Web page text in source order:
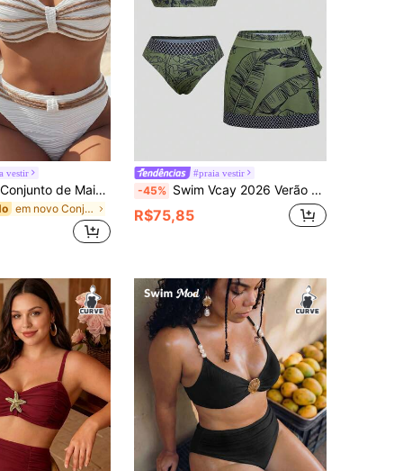
vestir
Swim Chiccia Conjunto de Maiô Feminino Primavera/Verão 2026 Bege com Listras Onduladas em Jacquard, Tecido Texturizado, Alça de Ombro Removível, Detalhe de Torção na Frente e Calcinha de Maiô Bikini Triângulo Combinando para Praia e Férias de Verão
em novo Conjuntos de biquínis plus size
#praia vestir
-45% Swim Vcay 2026 Verão Novo Plus Size Feminino Estampa Floral Verde Maiô Bikini Bandeau Calcinha Cintura Alta & Shorts Conjunto de Natação 3 Peças
R$75,85